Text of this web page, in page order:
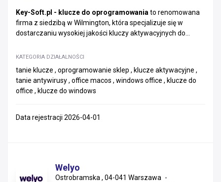
Key-Soft.pl - klucze do oprogramowania to renomowana
firma z siedzibą w Wilmington, która specjalizuje się w
dostarczaniu wysokiej jakości kluczy aktywacyjnych do...
KATEGORIA DZIAŁALNOŚCI
tanie klucze , oprogramowanie sklep , klucze aktywacyjne ,
tanie antywirusy , office macos , windows office , klucze do
office , klucze do windows
Data rejestracji 2026-04-01
Welyo
Ostrobramska , 04-041 Warszawa